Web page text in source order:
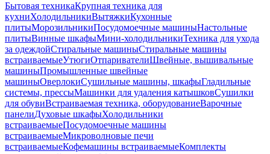
Бытовая техникаКрупная техника для
кухниХолодильникиВытяжкиКухонные
плитыМорозильникиПосудомоечные машиныНастольные
плитыВинные шкафыМини-холодильникиТехника для ухода
за одеждойСтиральные машиныСтиральные машины
встраиваемыеУтюгиОтпаривателиШвейные, вышивальные
машиныПромышленные швейные
машиныОверлокиСушильные машины, шкафыГладильные
системы, прессыМашинки для удаления катышковСушилки
для обувиВстраиваемая техника, оборудованиеВарочные
панелиДуховые шкафыХолодильники
встраиваемыеПосудомоечные машины
встраиваемыеМикроволновые печи
встраиваемыеКофемашины встраиваемыеКомплекты